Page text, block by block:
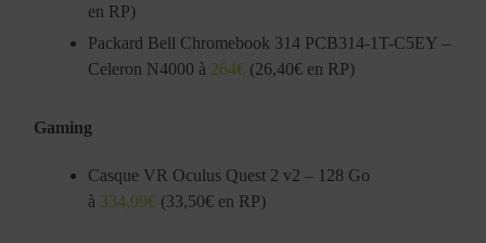
en RP)
Packard Bell Chromebook 314 PCB314-1T-C5EY –
Celeron N4000 à 264€ (26,40€ en RP)
Gaming
Casque VR Oculus Quest 2 v2 – 128 Go
à 334,99€ (33,50€ en RP)